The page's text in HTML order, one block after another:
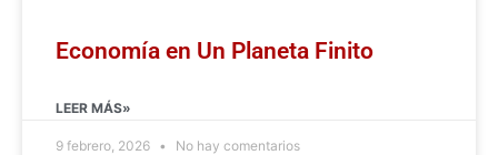
Economía en Un Planeta Finito
LEER MÁS»
9 febrero, 2026 No hay comentarios